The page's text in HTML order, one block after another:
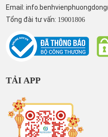
Email:
Tổng đài tư vấn: 19001806
TẢI APP